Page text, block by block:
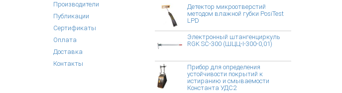
Производители
Публикации
Сертификаты
Оплата
Доставка
Контакты
Детектор микроотверстий
методом влажной губки PosiTest
LPD
Электронный штангенциркуль
RGK SC-300 (ШЦЦ-I-300-0,01)
Прибор для определения
устойчивости покрытий к
истиранию и смываемости
Константа УДС2